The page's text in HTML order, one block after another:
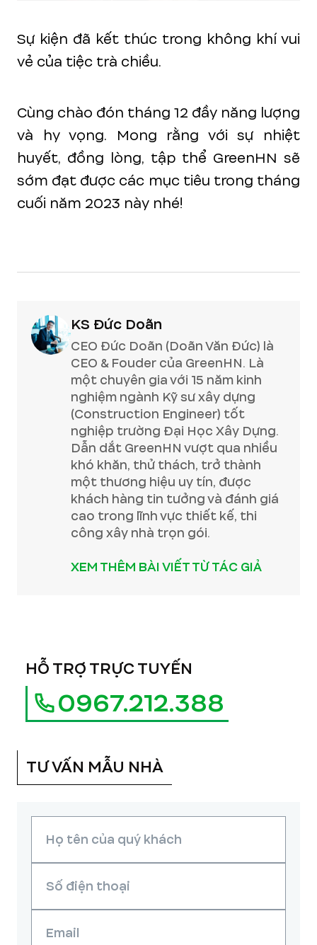
Sự kiện đã kết thúc trong không khí vui
vẻ của tiệc trà chiều.
Cùng chào đón tháng 12 đầy năng lượng
và hy vọng. Mong rằng với sự nhiệt
huyết, đồng lòng, tập thể GreenHN sẽ
sớm đạt được các mục tiêu trong tháng
cuối năm 2023 này nhé!
KS Đức Doãn
CEO Đức Doãn (Doãn Văn Đức) là
CEO & Fouder của GreenHN. Là
một chuyên gia với 15 năm kinh
nghiệm ngành Kỹ sư xây dựng
(Construction Engineer) tốt
nghiệp trường Đại Học Xây Dựng.
Dẫn dắt GreenHN vượt qua nhiều
khó khăn, thử thách, trở thành
một thương hiệu uy tín, được
khách hàng tin tưởng và đánh giá
cao trong lĩnh vực thiết kế, thi
công xây nhà trọn gói.
XEM THÊM BÀI VIẾT TỪ TÁC GIẢ
HỖ TRỢ TRỰC TUYẾN
0967.212.388
TƯ VẤN MẪU NHÀ